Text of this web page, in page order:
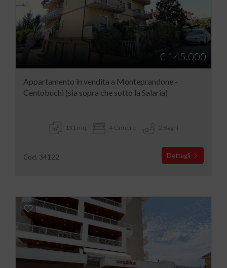
€ 145.000
Appartamento in vendita a Monteprandone -
Centobuchi (sia sopra che sotto la Salaria)
131 mq 4 Camere 2 Bagni
Cod. 34122 Dettagli